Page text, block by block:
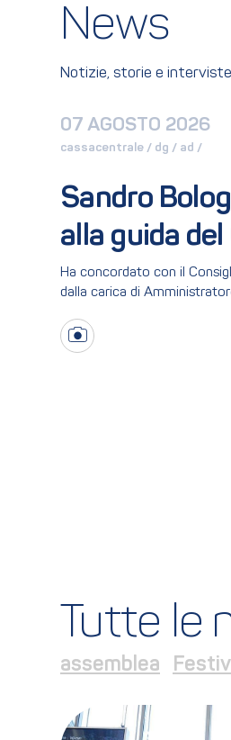
News
Notizie, storie e
07 AGOSTO 2026
cassacentrale / dg / ad /
Sandro
alla guida
Ha concordato con il
dalla carica di
Tutte le
assemblea